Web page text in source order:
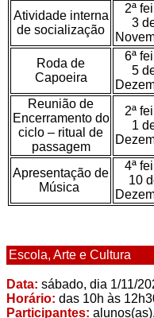
Atividade interna
de socialização
2ª
3
Roda de
Capoeira
6ª
5
Reunião de
Encerramento do
ciclo – ritual de
passagem
2ª
1
Apresentação de
Música
4ª
10
Escola, Arte e Cultura
Data: sábado, dia 1/11/
Horário: das 10h às
Participantes: